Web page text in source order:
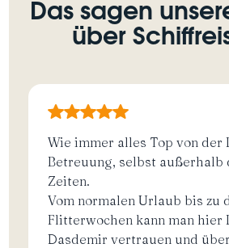
Das sagen
über
Wie immer alles Top von der
Betreuung, selbst außerhalb
Zeiten.
Vom normalen Urlaub bis zu
Flitterwochen kann man hier
Dasdemir vertrauen und